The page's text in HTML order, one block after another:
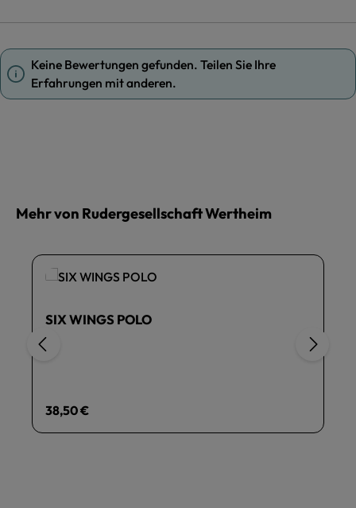
Keine Bewertungen gefunden. Teilen Sie Ihre
Erfahrungen mit anderen.
Mehr von Rudergesellschaft Wertheim
SIX WINGS POLO
Regulärer Preis:
38,50 €